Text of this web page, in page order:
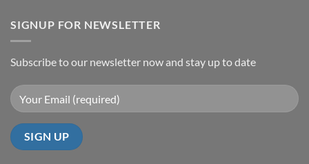
SIGNUP FOR NEWSLETTER
Subscribe to our newsletter now and stay up to date